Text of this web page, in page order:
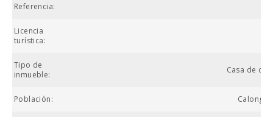
Referencia:
Licencia
turística:
Tipo de
inmueble:
Casa de
Población: Calonge